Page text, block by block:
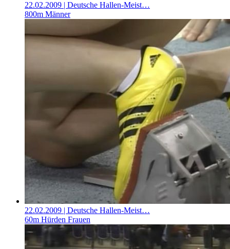
22.02.2009 | Deutsche Hallen-Meist…
800m Männer
22.02.2009 | Deutsche Hallen-Meist…
60m Hürden Frauen